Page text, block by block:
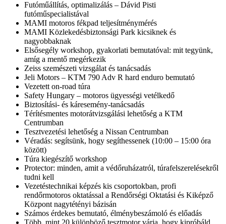
Futóműállítás, optimalizálás – Dávid Pisti
futóműspecialistával
MAMI motoros fékpad teljesítménymérés
MAMI Közlekedésbiztonsági Park kicsiknek és
nagyobbaknak
Elsősegély workshop, gyakorlati bemutatóval: mit tegyünk,
amíg a mentő megérkezik
Zeiss szemészeti vizsgálat és tanácsadás
Jeli Motors – KTM 790 Adv R hard enduro bemutató
Vezetett on-road túra
Safety Hungary – motoros ügyességi vetélkedő
Biztosítási- és káresemény-tanácsadás
Térítésmentes motorátvizsgálási lehetőség a KTM
Centrumban
Tesztvezetési lehetőség a Nissan Centrumban
Véradás: segítsünk, hogy segíthessenek (10:00 – 15:00 óra
között)
Túra kiegészítő workshop
Protector: minden, amit a védőruházatról, túrafelszerelésekről
tudni kell
Vezetéstechnikai képzés kis csoportokban, profi
rendőrmotoros oktatással a Rendőrségi Oktatási és Kiképző
Központ nagytétényi bázisán
Számos érdekes bemutató, élménybeszámoló és előadás
Több, mint 20 különböző tesztmotor várja, hogy kipróbáld